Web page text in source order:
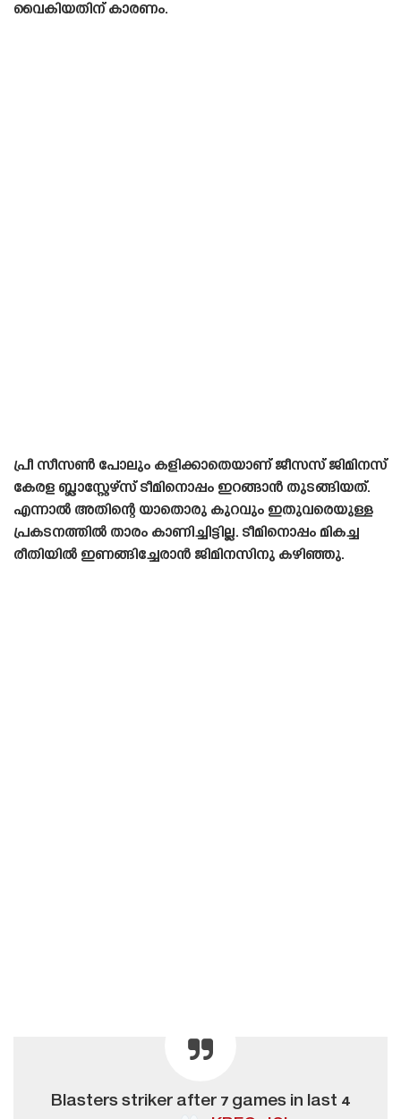
വൈകിയതിന് കാരണം.
പ്രീ സീസൺ പോലും കളിക്കാതെയാണ് ജീസസ് ജിമിനസ്
കേരള ബ്ലാസ്റ്റേഴ്‌സ് ടീമിനൊപ്പം ഇറങ്ങാൻ തുടങ്ങിയത്.
എന്നാൽ അതിന്റെ യാതൊരു കുറവും ഇതുവരെയുള്ള
പ്രകടനത്തിൽ താരം കാണിച്ചിട്ടില്ല. ടീമിനൊപ്പം മികച്ച
രീതിയിൽ ഇണങ്ങിച്ചേരാൻ ജിമിനസിനു കഴിഞ്ഞു.
Blasters striker after 7 games in last 4